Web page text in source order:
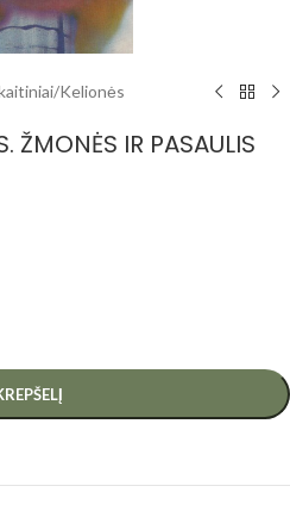
/Kelionės
ŽMONĖS IR PASAULIS